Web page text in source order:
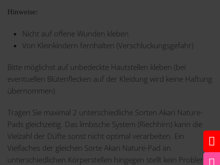
Hinweise:
Nicht auf offene Wunden kleben
Von Kleinkindern fernhalten (Verschluckungsgefahr)
Bitte möglichst auf unbedeckte Hautstellen kleben (bei
eventuellen Blütenflecken auf der Kleidung wird keine Haftung
übernommen)
Tragen Sie maximal 2 unterschiedliche Sorten Akari Nature-
Pads gleichzeitig. Das limbische System (Riechhirn) kann die
Vielzahl der Düfte sonst nicht optimal verarbeiten. Ein
Vielfaches der gleichen Sorte Akari Nature-Pad an
unterschiedlichen Körperstellen hingegen stellt kein Problem